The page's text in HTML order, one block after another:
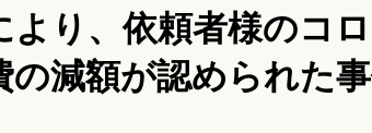
より、依頼者様のコ
の減額が認められた